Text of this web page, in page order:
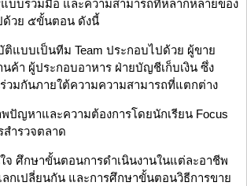
บบร่วมมือ และความสามารถที่หลากหลายของ
ด้วย ๕ขั้นตอน ดังนี้
ติแบบเป็นทีม Team ประกอบไปด้วย ผู้ขาย
ค้า ผู้ประกอบอาหาร ฝ่ายบัญชีเก็บเงิน ซึ่ง
วมกันภายใต้ความความสามารถที่แตกต่าง
พปัญหาและความต้องการโดยนักเรียน Focus
ำรวจตลาด
จ ศึกษาขั้นตอนการดำเนินงานในแต่ละอาชีพ
กเปลี่ยนกัน และการศึกษาขั้นตอนวิธีการขาย